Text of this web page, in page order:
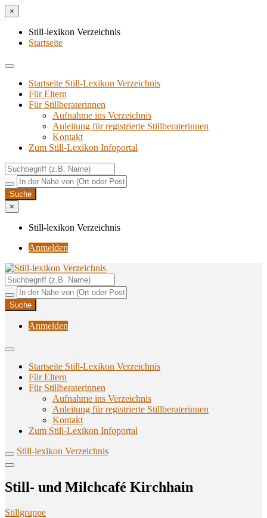
×
Still-lexikon Verzeichnis
Startseite
Startseite Still-Lexikon Verzeichnis
Für Eltern
Für Stillberaterinnen
Aufnahme ins Verzeichnis
Anlei­tung für regis­trier­te Stillberaterinnen
Kon­takt
Zum Still-Lexikon Infoportal
×
Still-lexikon Verzeichnis
Anmelden
Still-lexikon Verzeichnis
Unterstützungsangebote rund ums Stillen
Anmelden
Startseite Still-Lexikon Verzeichnis
Für Eltern
Für Stillberaterinnen
Aufnahme ins Verzeichnis
Anlei­tung für regis­trier­te Stillberaterinnen
Kon­takt
Zum Still-Lexikon Infoportal
Still-lexikon Verzeichnis
Still- und Milch­ca­fé Kirchhain
Stillgruppe